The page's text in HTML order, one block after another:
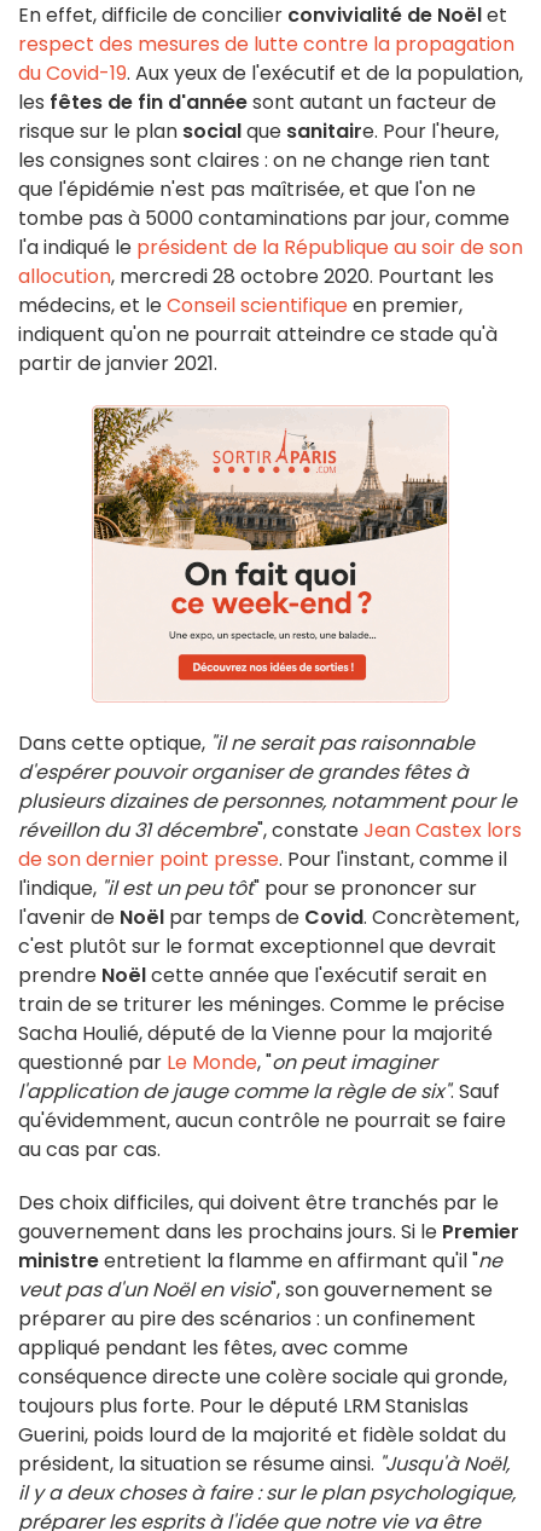
En effet, difficile de concilier convivialité de Noëlet
respect des mesures de lutte contre la propagation
du Covid-19. Aux yeux de l'exécutif et de la population,
les fêtes de fin d'annéesont autant un facteur de
risque sur le plan socialque sanitaire. Pour l'heure,
les consignes sont claires : on ne change rien tant
que l'épidémie n'est pas maîtrisée, et que l'on ne
tombe pas à 5000 contaminations par jour, comme
l'a indiqué le président de la République au soir de son
allocution, mercredi 28 octobre 2020. Pourtant les
médecins, et leConseil scientifiqueen premier,
indiquent qu'on ne pourrait atteindre ce stade qu'à
partir de janvier 2021.
Dans cette optique, "il ne serait pas raisonnable
d'espérer pouvoir organiser de grandes fêtes à
plusieurs dizaines de personnes, notamment pour le
réveillon du 31 décembre", constateJean Castex lors
de son dernier point presse. Pour l'instant, comme il
l'indique, "il est un peu tôt" pour se prononcer sur
l'avenir de Noël par temps de Covid. Concrètement,
c'est plutôt sur le format exceptionnel que devrait
prendre Noëlcette année que l'exécutif serait en
train de se triturer les méninges. Comme le précise
Sacha Houlié, député de la Vienne pour la majorité
questionné par Le Monde, "on peut imaginer
l'application de jauge comme la règle de six". Sauf
qu'évidemment, aucun contrôle ne pourrait se faire
au cas par cas.
Des choix difficiles, qui doivent être tranchés par le
gouvernement dans les prochains jours. Si le Premier
ministreentretient la flamme en affirmant qu'il "ne
veut pas d'un Noël en visio", son gouvernement se
préparer au pire des scénarios : un confinement
appliqué pendant les fêtes, avec comme
conséquence directe une colère sociale qui gronde,
toujours plus forte. Pour le député LRM Stanislas
Guerini, poids lourd de la majorité et fidèle soldat du
président, la situation se résume ainsi. "Jusqu'à Noël,
il y a deux choses à faire : sur le plan psychologique,
préparer les esprits à l'idée que notre vie va être